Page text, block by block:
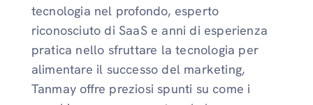
tecnologia nel profondo, esperto
riconosciuto di SaaS e anni di esperienza
pratica nello sfruttare la tecnologia per
alimentare il successo del marketing,
Tanmay offre preziosi spunti su come i